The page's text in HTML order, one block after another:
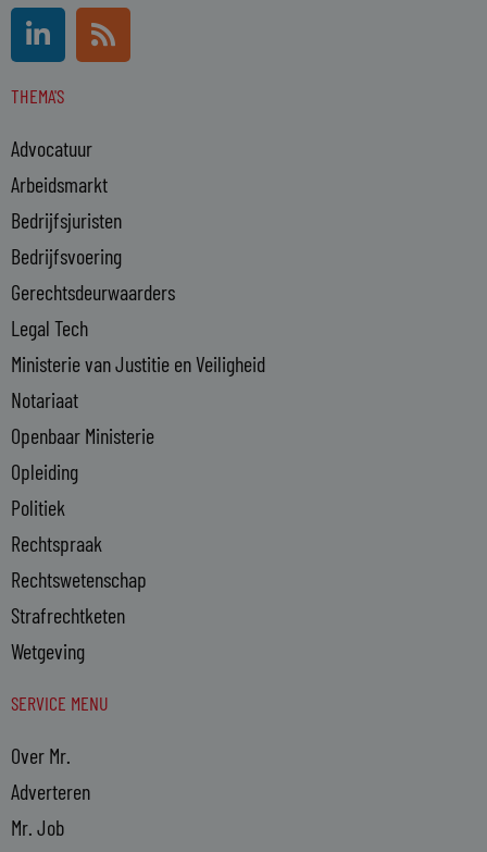
L
i
n
k
d
i
n
-
i
n
R
s
s
THEMA'S
Advocatuur
Arbeidsmarkt
Bedrijfsjuristen
Bedrijfsvoering
Gerechtsdeurwaarders
Legal Tech
Ministerie van Justitie en Veiligheid
Notariaat
Openbaar Ministerie
Opleiding
Politiek
Rechtspraak
Rechtswetenschap
Strafrechtketen
Wetgeving
SERVICE MENU
Over Mr.
Adverteren
Mr. Job